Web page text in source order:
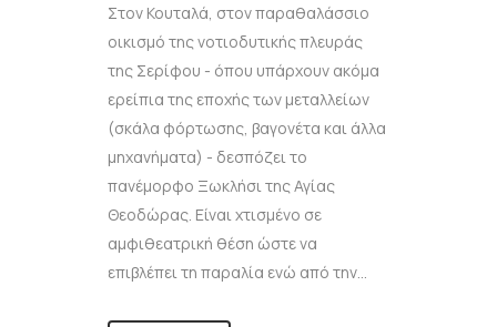
Στον Κουταλά, στον παραθαλάσσιο
οικισμό της νοτιοδυτικής πλευράς
της Σερίφου - όπου υπάρχουν ακόμα
ερείπια της εποχής των μεταλλείων
(σκάλα φόρτωσης, βαγονέτα και άλλα
μηχανήματα) - δεσπόζει το
πανέμορφο Ξωκλήσι της Αγίας
Θεοδώρας. Είναι χτισμένο σε
αμφιθεατρική θέση ώστε να
επιβλέπει τη παραλία ενώ από την...